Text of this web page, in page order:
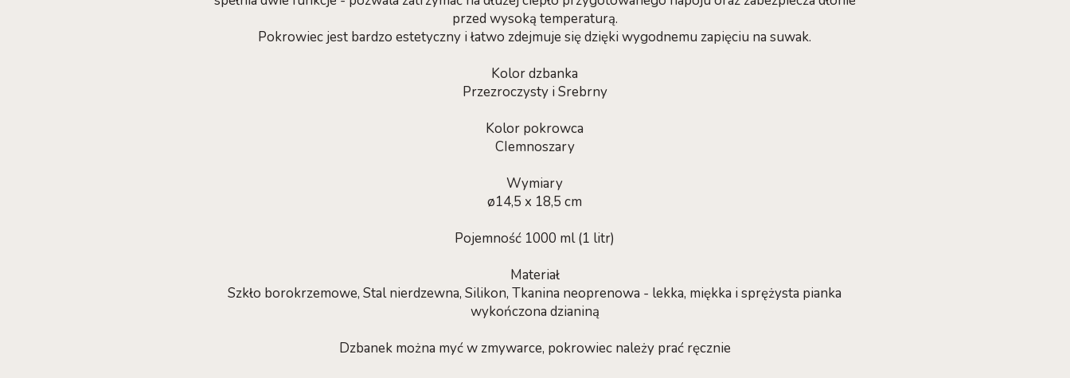
przed wysoką temperaturą.
Pokrowiec jest bardzo estetyczny i łatwo zdejmuje się dzięki wygodnemu zapięciu na suwak.
Kolor dzbanka
Przezroczysty i Srebrny
Kolor pokrowca
CIemnoszary
Wymiary
ø14,5 x 18,5 cm
Pojemność 1000 ml (1 litr)
Materiał
Szkło borokrzemowe, Stal nierdzewna, Silikon, Tkanina neoprenowa - lekka, miękka i sprężysta pianka
wykończona dzianiną
Dzbanek można myć w zmywarce, pokrowiec należy prać ręcznie